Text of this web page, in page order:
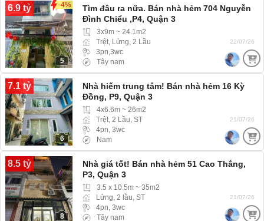
6.9 tỷ -4%
5
Tìm đâu ra nữa. Bán nhà hẻm 704 Nguyễn
Đình Chiểu ,P4, Quận 3
3x9m ~ 24.1m2
Trệt, Lửng, 2 Lầu
3pn,3wc
Tây nam
22/07/26
7.1 tỷ
6
Nhà hiếm trung tâm! Bán nhà hẻm 16 Kỳ
Đồng, P9, Quận 3
4x6.6m ~ 26m2
Trệt, 2 Lầu, ST
4pn, 3wc
Nam
21/07/26
8.5 tỷ
8
Nhà giá tốt! Bán nhà hẻm 51 Cao Thắng,
P3, Quận 3
3.5 x 10.5m ~ 35m2
Lửng, 2 lầu, ST
4pn, 3wc
Tây nam
21/07/26